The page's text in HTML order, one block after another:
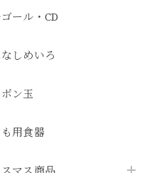
ール・CD
しめいろ
ン玉
用食器
マス商品